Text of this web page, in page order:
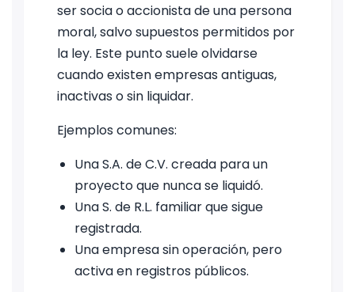
ser socia o accionista de una persona
moral, salvo supuestos permitidos por
la ley. Este punto suele olvidarse
cuando existen empresas antiguas,
inactivas o sin liquidar.
Ejemplos comunes:
Una S.A. de C.V. creada para un
proyecto que nunca se liquidó.
Una S. de R.L. familiar que sigue
registrada.
Una empresa sin operación, pero
activa en registros públicos.